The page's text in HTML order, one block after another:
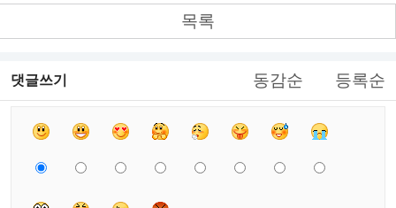
목록
댓글쓰기 동감순 등록순